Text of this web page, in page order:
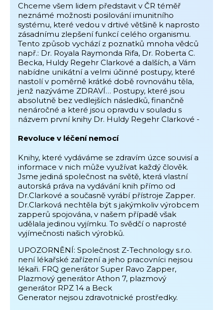
Chceme všem lidem představit v ČR téměř
neznámé možnosti posilování imunitního
systému, které vedou v drtivé většině k naprosto
zásadnímu zlepšení funkcí celého organismu.
Tento způsob vychází z poznatků mnoha vědců
např.: Dr. Royala Raymonda Rifa, Dr. Roberta C.
Becka, Huldy Regehr Clarkové a dalších, a Vám
nabídne unikátní a velmi účinné postupy, které
nastolí v poměrně krátké době rovnováhu těla,
jenž nazýváme ZDRAVÍ… Postupy, které jsou
absolutně bez vedlejších následků, finančně
nenáročné a které jsou opravdu v souladu s
názvem první knihy Dr. Huldy Regehr Clarkové -
Revoluce v léčení nemocí
Knihy, které vydáváme se zdravím úzce souvisí a
informace v nich může využívat každý člověk.
Jsme jediná společnost na světě, která vlastní
autorská práva na vydávání knih přímo od
Dr.Clarkové a současně vyrábí přístroje Zapper.
Dr.Clarková nechtěla být s jakýmkoliv výrobcem
zapperů spojována, v našem případě však
udělala jedinou vyjímku. To svědčí o naprosté
vyjímečnosti našich výrobků.
UPOZORNĚNÍ: Společnost Z-Technology s.r.o.
není lékařské zařízení a jeho pracovníci nejsou
lékaři. FRQ generátor Super Ravo Zapper,
Plazmový generátor Athon 7, plazmový
generátor RPZ 14 a Beck
Generator nejsou zdravotnické prostředky.